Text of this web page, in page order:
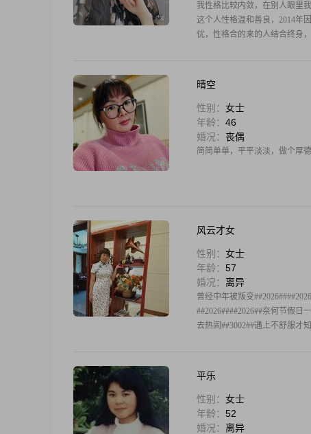
我性格比较内敛，在别人眼里
这个人性格温和善良，2014年
优，性格合的来的人结合终身
晴空
性别： 女士
年龄： 46
婚况： 丧偶
简简单单，平平淡淡，做个厚
风云才女
性别： 女士
年龄： 57
婚况： 离异
曾经中年被叛变
##2026####2026##奈何节假日
去热闹##3002##遇上不舒服才
平乐
性别： 女士
年龄： 52
婚况： 离异